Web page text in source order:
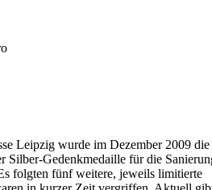
Leipzig wurde im Dezember 2009 die
Silber-Gedenkmedaille für die
folgten fünf weitere, jeweils limitierte